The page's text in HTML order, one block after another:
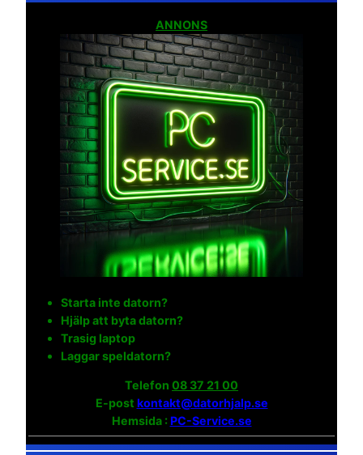
ANNONS
Starta inte datorn?
Hjälp att byta datorn?
Trasig laptop
Laggar speldatorn?
Telefon 08 37 21 00
E-post kontakt@datorhjalp.se
Hemsida :PC-Service.se